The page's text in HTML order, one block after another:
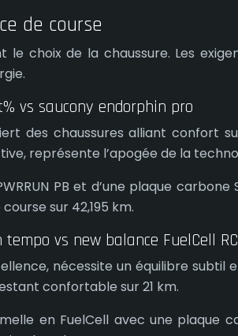
de course
choix de la chaussure. Les
vs saucony endorphin pro
des chaussures alliant confort
représente l’apogée de la
PB et d’une plaque
sur 42,195 km.
vs new balance FuelCell
nécessite un équilibre
confortable sur 21 km.
en FuelCell avec une